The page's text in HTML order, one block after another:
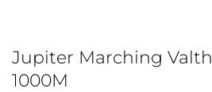
Jupiter Marching
1000M